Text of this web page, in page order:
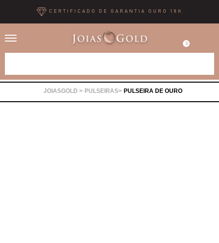
CERTIFICADO DE GARANTIA OURO 18K
0
PULSEIRAS PULSEIRA DE OURO